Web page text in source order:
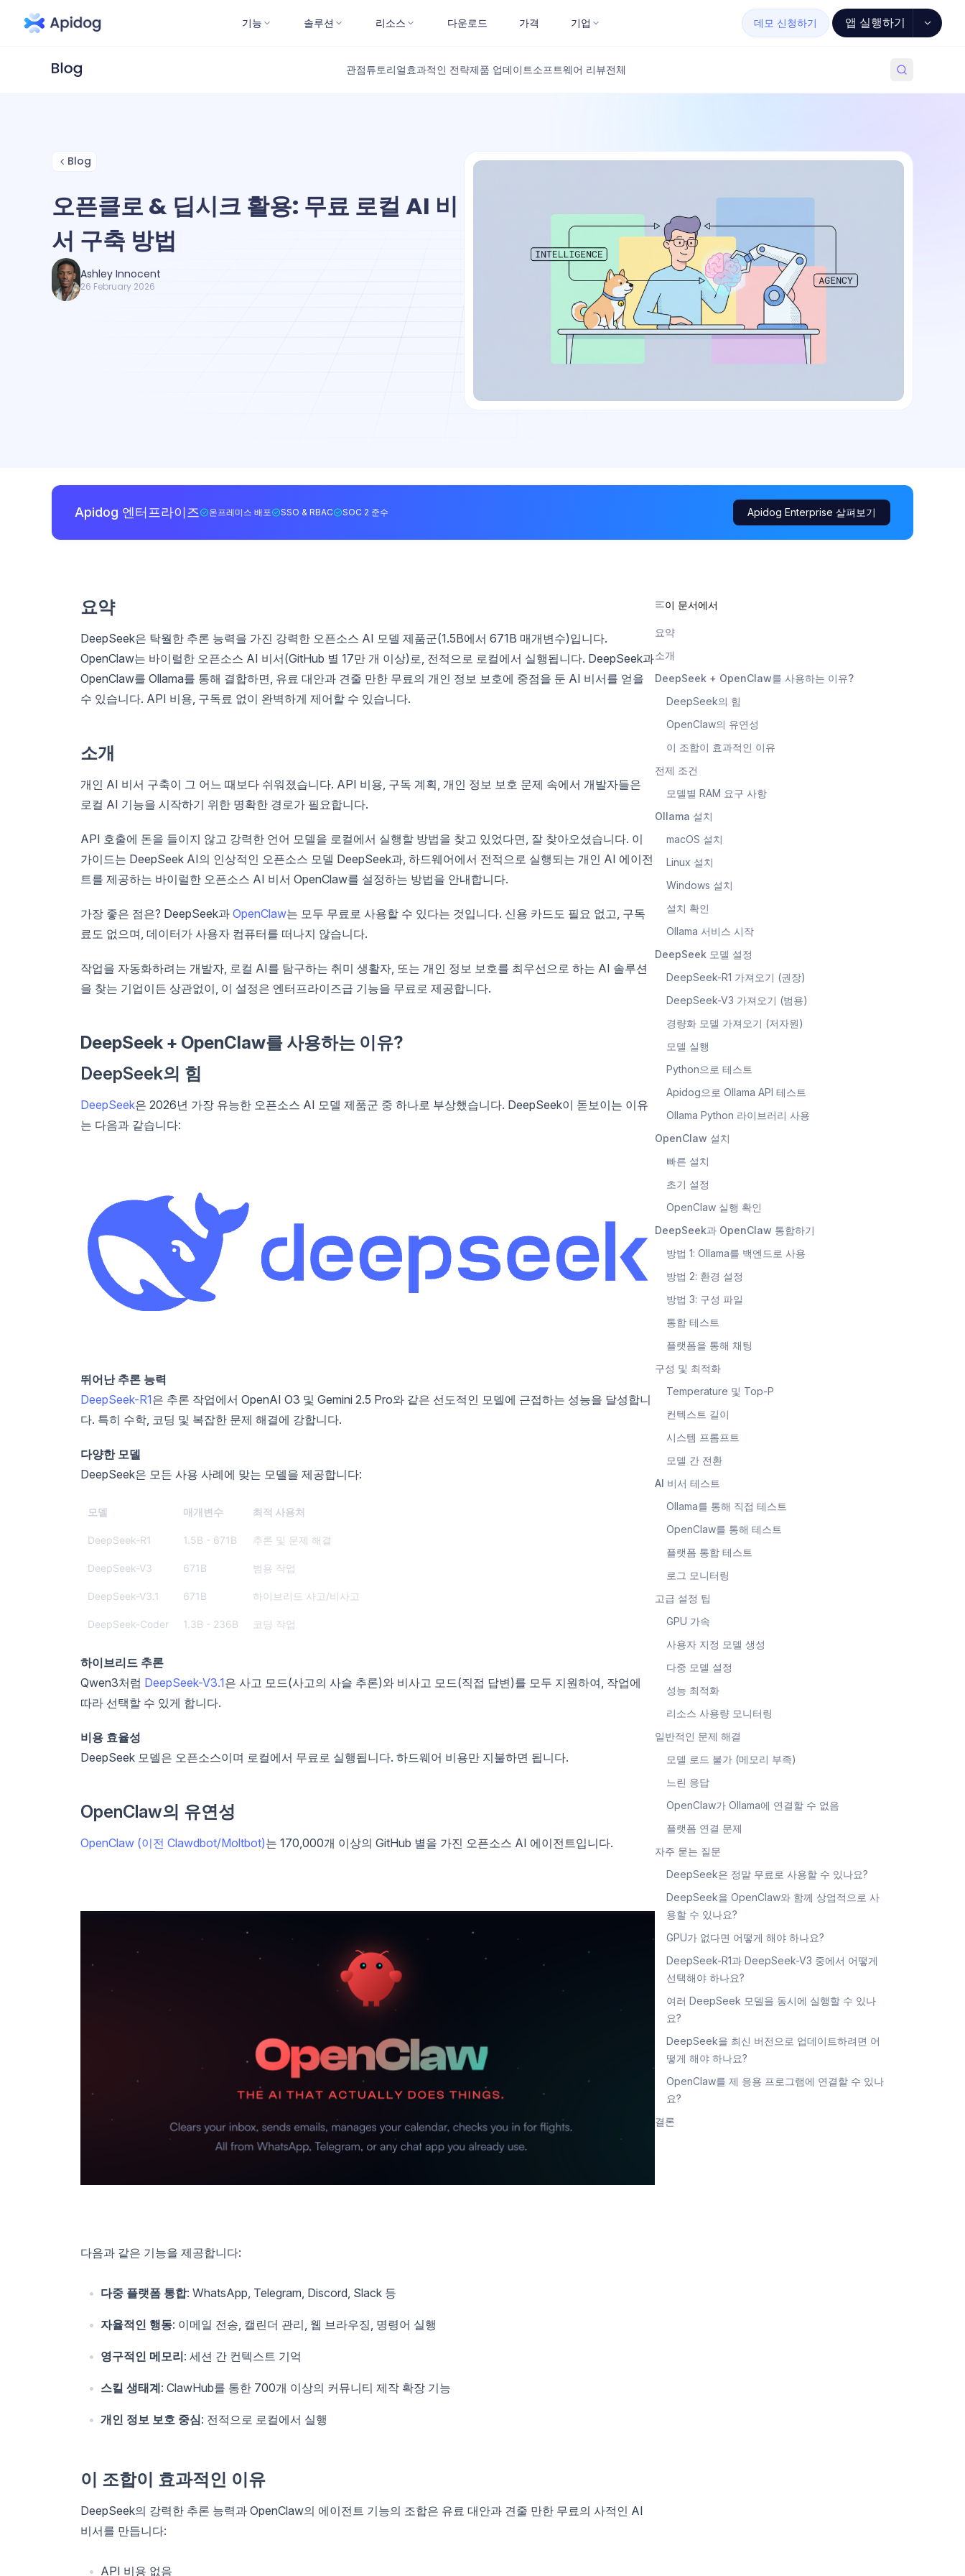
기능 솔루션 리소스 다운로드 가격 기업 데모 신청하기 앱 실행하기
관점튜토리얼효과적인 전략제품 업데이트소프트웨어 리뷰전체
Blog
오픈클로 & 딥시크 활용: 무료 로컬 AI 비
서 구축 방법
Ashley Innocent
26 February 2026
Apidog 엔터프라이즈 온프레미스 배포 SSO & RBAC SOC 2 준수 Apidog Enterprise 살펴보기
요약
DeepSeek은 탁월한 추론 능력을 가진 강력한 오픈소스 AI 모델 제품군(1.5B에서 671B 매개변수)입니다.
OpenClaw는 바이럴한 오픈소스 AI 비서(GitHub 별 17만 개 이상)로, 전적으로 로컬에서 실행됩니다. DeepSeek과
OpenClaw를 Ollama를 통해 결합하면, 유료 대안과 견줄 만한 무료의 개인 정보 보호에 중점을 둔 AI 비서를 얻을
수 있습니다. API 비용, 구독료 없이 완벽하게 제어할 수 있습니다.
소개
개인 AI 비서 구축이 그 어느 때보다 쉬워졌습니다. API 비용, 구독 계획, 개인 정보 보호 문제 속에서 개발자들은
로컬 AI 기능을 시작하기 위한 명확한 경로가 필요합니다.
API 호출에 돈을 들이지 않고 강력한 언어 모델을 로컬에서 실행할 방법을 찾고 있었다면, 잘 찾아오셨습니다. 이
가이드는 DeepSeek AI의 인상적인 오픈소스 모델 DeepSeek과, 하드웨어에서 전적으로 실행되는 개인 AI 에이전
트를 제공하는 바이럴한 오픈소스 AI 비서 OpenClaw를 설정하는 방법을 안내합니다.
가장 좋은 점은? DeepSeek과 OpenClaw는 모두 무료로 사용할 수 있다는 것입니다. 신용 카드도 필요 없고, 구독
료도 없으며, 데이터가 사용자 컴퓨터를 떠나지 않습니다.
작업을 자동화하려는 개발자, 로컬 AI를 탐구하는 취미 생활자, 또는 개인 정보 보호를 최우선으로 하는 AI 솔루션
을 찾는 기업이든 상관없이, 이 설정은 엔터프라이즈급 기능을 무료로 제공합니다.
DeepSeek + OpenClaw를 사용하는 이유?
DeepSeek의 힘
DeepSeek은 2026년 가장 유능한 오픈소스 AI 모델 제품군 중 하나로 부상했습니다. DeepSeek이 돋보이는 이유
는 다음과 같습니다:
뛰어난 추론 능력
DeepSeek-R1은 추론 작업에서 OpenAI O3 및 Gemini 2.5 Pro와 같은 선도적인 모델에 근접하는 성능을 달성합니
다. 특히 수학, 코딩 및 복잡한 문제 해결에 강합니다.
다양한 모델
DeepSeek은 모든 사용 사례에 맞는 모델을 제공합니다:
모델 매개변수 최적 사용처
DeepSeek-R1 1.5B - 671B 추론 및 문제 해결
DeepSeek-V3 671B 범용 작업
DeepSeek-V3.1 671B 하이브리드 사고/비사고
DeepSeek-Coder 1.3B - 236B 코딩 작업
하이브리드 추론
Qwen3처럼 DeepSeek-V3.1은 사고 모드(사고의 사슬 추론)와 비사고 모드(직접 답변)를 모두 지원하여, 작업에
따라 선택할 수 있게 합니다.
비용 효율성
DeepSeek 모델은 오픈소스이며 로컬에서 무료로 실행됩니다. 하드웨어 비용만 지불하면 됩니다.
OpenClaw의 유연성
OpenClaw (이전 Clawdbot/Moltbot)는 170,000개 이상의 GitHub 별을 가진 오픈소스 AI 에이전트입니다.
다음과 같은 기능을 제공합니다:
다중 플랫폼 통합: WhatsApp, Telegram, Discord, Slack 등
자율적인 행동: 이메일 전송, 캘린더 관리, 웹 브라우징, 명령어 실행
영구적인 메모리: 세션 간 컨텍스트 기억
스킬 생태계: ClawHub를 통한 700개 이상의 커뮤니티 제작 확장 기능
개인 정보 보호 중심: 전적으로 로컬에서 실행
이 조합이 효과적인 이유
DeepSeek의 강력한 추론 능력과 OpenClaw의 에이전트 기능의 조합은 유료 대안과 견줄 만한 무료의 사적인 AI
비서를 만듭니다:
API 비용 없음
이 문서에서
요약
소개
DeepSeek + OpenClaw를 사용하는 이유?
DeepSeek의 힘
OpenClaw의 유연성
이 조합이 효과적인 이유
전제 조건
모델별 RAM 요구 사항
Ollama 설치
macOS 설치
Linux 설치
Windows 설치
설치 확인
Ollama 서비스 시작
DeepSeek 모델 설정
DeepSeek-R1 가져오기 (권장)
DeepSeek-V3 가져오기 (범용)
경량화 모델 가져오기 (저자원)
모델 실행
Python으로 테스트
Apidog으로 Ollama API 테스트
Ollama Python 라이브러리 사용
OpenClaw 설치
빠른 설치
초기 설정
OpenClaw 실행 확인
DeepSeek과 OpenClaw 통합하기
방법 1: Ollama를 백엔드로 사용
방법 2: 환경 설정
방법 3: 구성 파일
통합 테스트
플랫폼을 통해 채팅
구성 및 최적화
Temperature 및 Top-P
컨텍스트 길이
시스템 프롬프트
모델 간 전환
AI 비서 테스트
Ollama를 통해 직접 테스트
OpenClaw를 통해 테스트
플랫폼 통합 테스트
로그 모니터링
고급 설정 팁
GPU 가속
사용자 지정 모델 생성
다중 모델 설정
성능 최적화
리소스 사용량 모니터링
일반적인 문제 해결
모델 로드 불가 (메모리 부족)
느린 응답
OpenClaw가 Ollama에 연결할 수 없음
플랫폼 연결 문제
자주 묻는 질문
DeepSeek은 정말 무료로 사용할 수 있나요?
DeepSeek을 OpenClaw와 함께 상업적으로 사
용할 수 있나요?
GPU가 없다면 어떻게 해야 하나요?
DeepSeek-R1과 DeepSeek-V3 중에서 어떻게
선택해야 하나요?
여러 DeepSeek 모델을 동시에 실행할 수 있나
요?
DeepSeek을 최신 버전으로 업데이트하려면 어
떻게 해야 하나요?
OpenClaw를 제 응용 프로그램에 연결할 수 있나
요?
결론